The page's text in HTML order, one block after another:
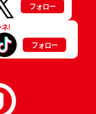
フォロー
!
フォロー